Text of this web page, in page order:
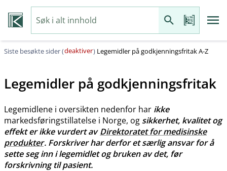
Siste besøkte sider (deaktiver) Legemidler på godkjenningsfritak A-Z
Legemidler på godkjenningsfritak
Legemidlene i oversikten nedenfor har ikke
markedsføringstillatelse i Norge, og sikkerhet, kvalitet og
effekt er ikke vurdert avDirektoratet for medisinske
produkter. Forskriver har derfor et særlig ansvar for å
sette seg inn i legemidlet og bruken av det, før
forskrivning til pasient.